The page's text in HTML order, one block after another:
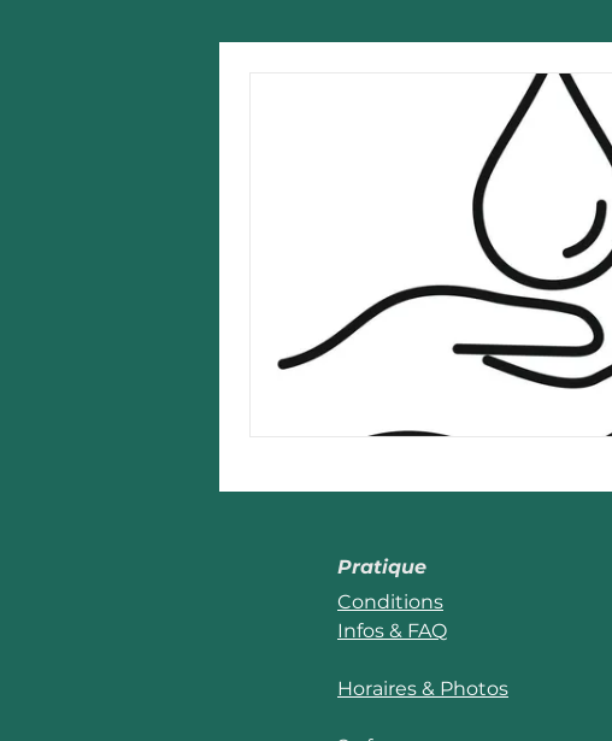
Pratique
Conditions
Infos & FAQ
Horaires & Photos